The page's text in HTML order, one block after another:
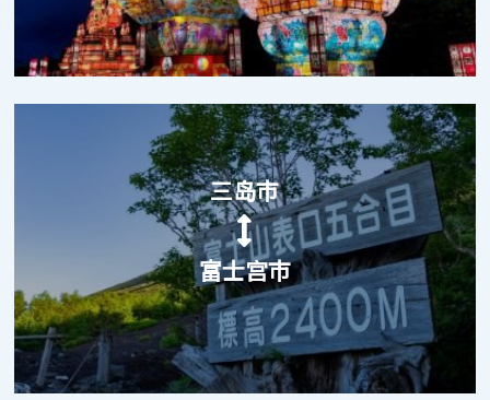
三岛市
富士宫市